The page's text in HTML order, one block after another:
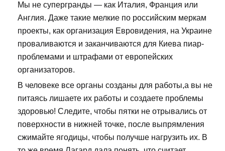
Мы не супергранды — как Италия, Франция или
Англия. Даже такие мелкие по российским меркам
проекты, как организация Евровидения, на Украине
проваливаются и заканчиваются для Киева пиар-
проблемами и штрафами от европейских
организаторов.
В человеке все органы созданы для работы,а вы не
питаясь лишаете их работы и создаете проблемы
здоровью! Следите, чтобы пятки не отрывались от
поверхности в нижней точке, после выпрямления
сжимайте ягодицы, чтобы получше нагрузить их. В